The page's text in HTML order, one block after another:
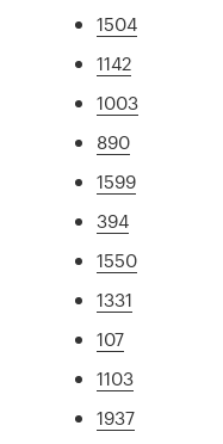
1504
1142
1003
890
1599
394
1550
1331
107
1103
1937